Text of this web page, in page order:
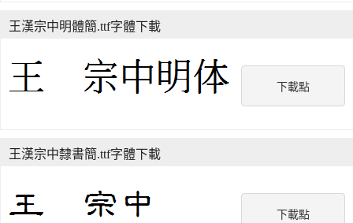
下載點
王漢宗中明體簡.ttf字體下載
下載點
王漢宗中隸書簡.ttf字體下載